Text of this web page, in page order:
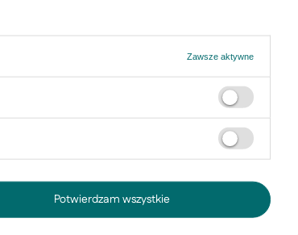
Zawsze aktywne
Potwierdzam wszystkie